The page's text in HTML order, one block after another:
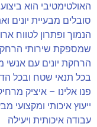
האולטימטיבי הוא
סובלים מבעיית יונים
הנמוך ופתרון לטווח
שמספקת שירותי
הרחקת יונים עם אנשי
בכל תנאי שטח ובכל
פנו אלינו – איציק
ייעוץ איכותי ומקצועי
עבודה איכותית ויעילה